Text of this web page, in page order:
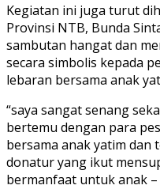
Kegiatan ini juga turut
Provinsi NTB, Bunda
sambutan hangat dan
secara simbolis kepada
lebaran bersama anak
“saya sangat senang
bertemu dengan para
bersama anak yatim dan
donatur yang ikut
bermanfaat untuk anak –